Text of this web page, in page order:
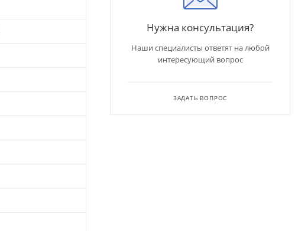
Нужна консультация?
Наши специалисты ответят на любой
интересующий вопрос
ЗАДАТЬ ВОПРОС